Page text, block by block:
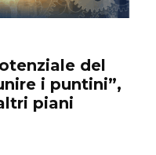
del
i puntini”,
piani